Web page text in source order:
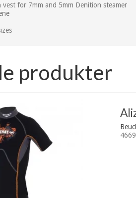
for 7mm and 5mm Denition steamer
produkter